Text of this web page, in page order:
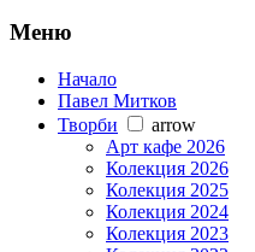
Меню
Начало
Павел Митков
Творби
arrow
Арт кафе 2026
Колекция 2026
Колекция 2025
Колекция 2024
Колекция 2023